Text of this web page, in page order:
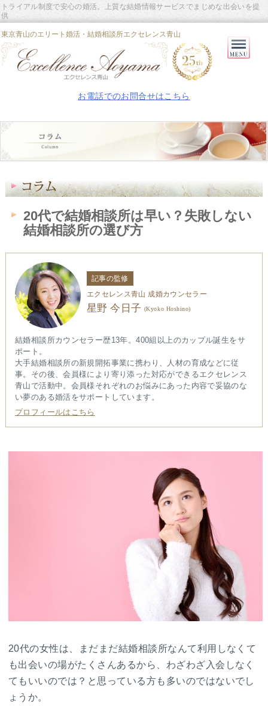
東京青山のエリート婚活・結婚相談所エクセレンス青山
トライアル制度で安心の婚活。上質な結婚情報サービスでまじめな出会いを提
供
お電話でのお問合せはこちら
20代で結婚相談所は早い？失敗しない
結婚相談所の選び方
記事の監修
エクセレンス青山 成婚カウンセラー
星野 今日子 (Kyoko Hoshino)
結婚相談所カウンセラー歴13年。400組以上のカップル誕生をサ
ポート。
大手結婚相談所の新規開拓事業に携わり、人材の育成などに従
事。その後、会員様により寄り添った対応ができるエクセレンス
青山で活動中。会員様それぞれのお悩みにあった内容で妥協のな
い夢のある婚活をサポートしています。
プロフィールはこちら
20代の女性は、まだまだ結婚相談所なんて利用しなくて
も出会いの場がたくさんあるから、わざわざ入会しなく
てもいいのでは？と思っている方も多いのではないでし
ょうか。